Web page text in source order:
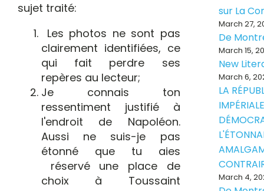
sujet traité:
Les photos ne sont pas
clairement identifiées, ce
qui fait perdre ses
repères au lecteur;
Je connais ton
ressentiment justifié à
l'endroit de Napoléon.
Aussi ne suis-je pas
étonné que tu aies
réservé une place de
choix à Toussaint
sur La
March 27,
De
March 15,
New
March 6,
LA
March 4,